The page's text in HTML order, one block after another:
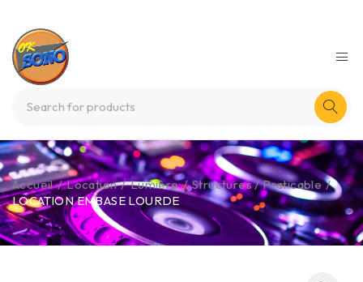
Accueil / Location / Lumière / Structures / Praticable /
LOCATION EMBASE LOURDE